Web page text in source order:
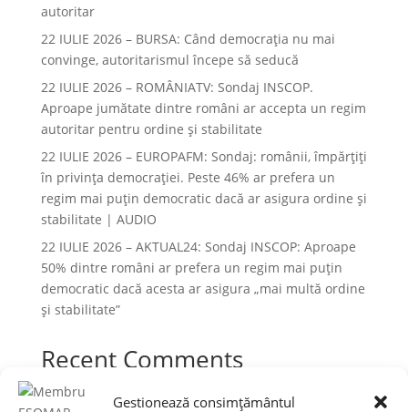
Gestionează consimțământul
autoritar
22 IULIE 2026 – BURSA: Când democraţia nu mai
convinge, autoritarismul începe să seducă
22 IULIE 2026 – ROMÂNIATV: Sondaj INSCOP.
Aproape jumătate dintre români ar accepta un regim
autoritar pentru ordine și stabilitate
22 IULIE 2026 – EUROPAFM: Sondaj: românii, împărțiți
în privința democrației. Peste 46% ar prefera un
regim mai puțin democratic dacă ar asigura ordine și
stabilitate | AUDIO
22 IULIE 2026 – AKTUAL24: Sondaj INSCOP: Aproape
50% dintre români ar prefera un regim mai puțin
democratic dacă acesta ar asigura „mai multă ordine
și stabilitate”
Recent Comments
Niciun comentariu de arătat.